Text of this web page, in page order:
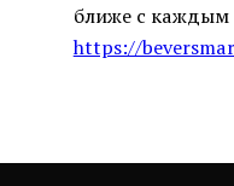
ближе с каждым
https://